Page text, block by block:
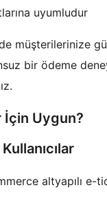
uyumludur
müşterilerinize
bir ödeme
İçin Uygun?
altyapılı e-